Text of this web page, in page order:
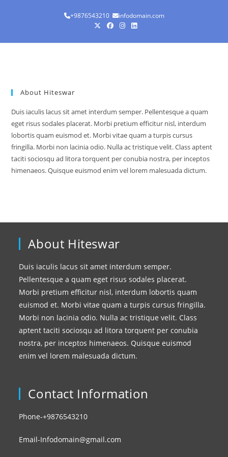
+9876543210 infodomain.com
About Hiteswar
Duis iaculis lacus sit amet interdum semper. Pellentesque a quam
eget risus sodales placerat. Morbi pretium efficitur nisl, interdum
lobortis quam euismod et. Morbi vitae quam a turpis cursus
fringilla. Morbi non lacinia odio. Nulla ac tristique velit. Class aptent
taciti sociosqu ad litora torquent per conubia nostra, per inceptos
himenaeos. Quisque euismod enim vel lorem malesuada dictum.
About Hiteswar
Duis iaculis lacus sit amet interdum semper.
Pellentesque a quam eget risus sodales placerat.
Morbi pretium efficitur nisl, interdum lobortis quam
euismod et. Morbi vitae quam a turpis cursus fringilla.
Morbi non lacinia odio. Nulla ac tristique velit. Class
aptent taciti sociosqu ad litora torquent per conubia
nostra, per inceptos himenaeos. Quisque euismod
enim vel lorem malesuada dictum.
Contact Information
Phone-+9876543210
Email-Infodomain@gmail.com